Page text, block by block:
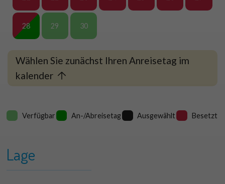
28 29 30
Wählen Sie zunächst Ihren Anreisetag im
kalender
Verfügbar An-/Abreisetag Ausgewählt Besetzt
Lage